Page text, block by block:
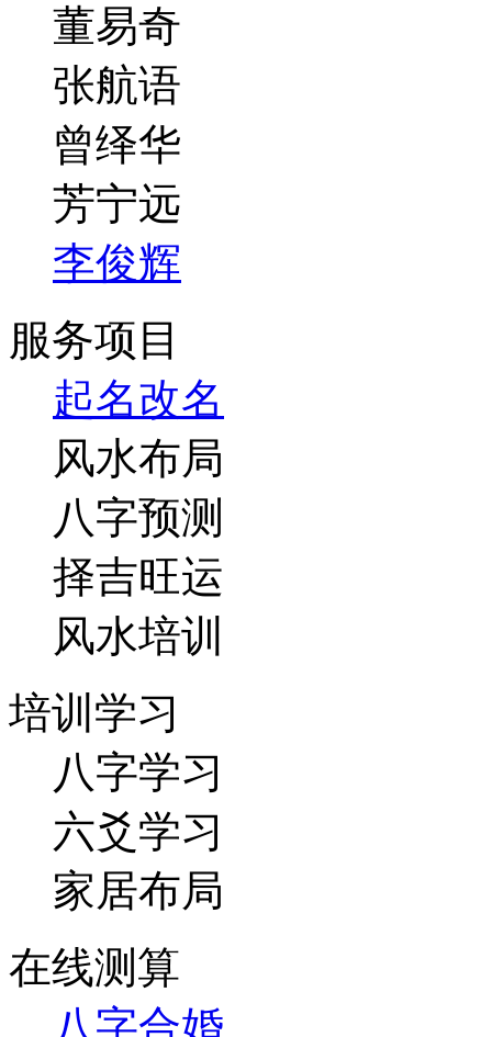
董易奇
张航语
曾绎华
芳宁远
李俊辉
服务项目
起名改名
风水布局
八字预测
择吉旺运
风水培训
培训学习
八字学习
六爻学习
家居布局
在线测算
八字合婚